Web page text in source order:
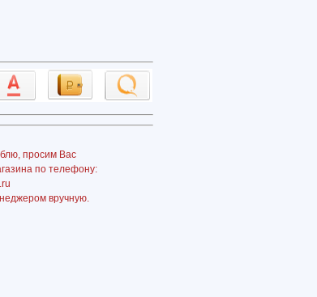
просим Вас
по телефону:
вручную.